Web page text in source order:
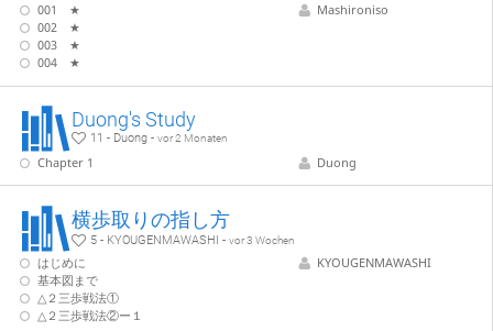
001 ★
002 ★
003 ★
004 ★
Mashironiso
Duong's Study
11 - Duong -vor 2 Monaten
Chapter 1 Duong
横歩取りの指し方
5 - KYOUGENMAWASHI -vor 3 Wochen
はじめに
基本図まで
△２三歩戦法①
△２三歩戦法②ー１
KYOUGENMAWASHI